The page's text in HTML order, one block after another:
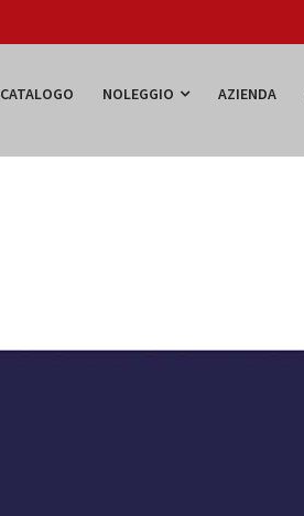
CATALOGO NOLEGGIO AZIENDA